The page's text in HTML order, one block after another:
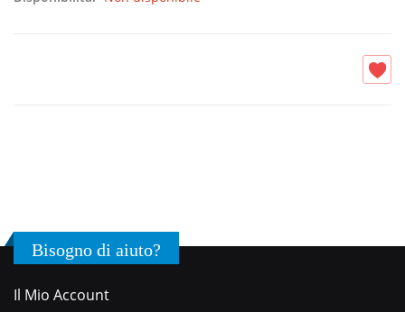
Bisogno di aiuto?
Il Mio Account